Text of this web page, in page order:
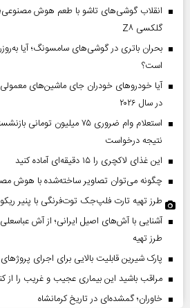
انقلاب گوشی‌های تاشو‌ با طعم هوش مصنوعی؛
گلکسی Z۸
است؟
آیا خودروهای خودران جای ماشین‌های
در سال ۲۰۲۶
استعلام وام ضروری ۷۵ میلیون
نتیجه درخواست
این غذای لاکچری را ۱۵ دقیقه‌ای آماده کنید
چگونه می‌توان تصاویر ساخته‌شده با هوش
طرز تهیه تارت فلپ‌جک توت‌فرنگی با پنیر
آشنایی با آش‌های اصیل ایرانی؛ از آش
طرز تهیه
پارک شیرین قابلیت‌ بالایی برای اجرای
مراقب باشید این بیماری عجیب و غریب را از
خاوران؛ گمشده‌ای در تاریخ کرمانشاه